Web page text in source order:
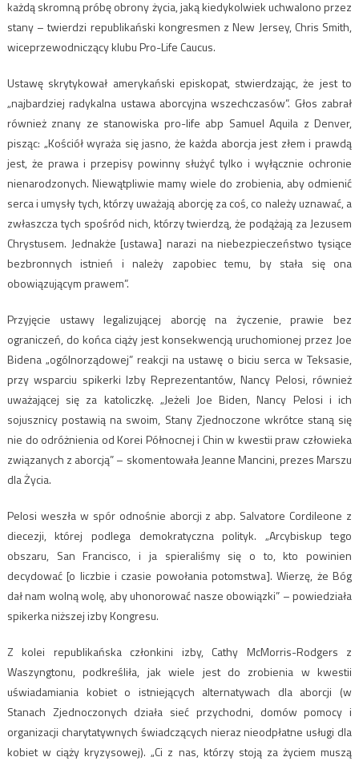
każdą skromną próbę obrony życia, jaką kiedykolwiek uchwalono przez
stany – twierdzi republikański kongresmen z New Jersey, Chris Smith,
wiceprzewodniczący klubu Pro-Life Caucus.
Ustawę skrytykował amerykański episkopat, stwierdzając, że jest to
„najbardziej radykalna ustawa aborcyjna wszechczasów”. Głos zabrał
również znany ze stanowiska pro-life abp Samuel Aquila z Denver,
pisząc: „Kościół wyraża się jasno, że każda aborcja jest złem i prawdą
jest, że prawa i przepisy powinny służyć tylko i wyłącznie ochronie
nienarodzonych. Niewątpliwie mamy wiele do zrobienia, aby odmienić
serca i umysły tych, którzy uważają aborcję za coś, co należy uznawać, a
zwłaszcza tych spośród nich, którzy twierdzą, że podążają za Jezusem
Chrystusem. Jednakże [ustawa] narazi na niebezpieczeństwo tysiące
bezbronnych istnień i należy zapobiec temu, by stała się ona
obowiązującym prawem”.
Przyjęcie ustawy legalizującej aborcję na życzenie, prawie bez
ograniczeń, do końca ciąży jest konsekwencją uruchomionej przez Joe
Bidena „ogólnorządowej” reakcji na ustawę o biciu serca w Teksasie,
przy wsparciu spikerki Izby Reprezentantów, Nancy Pelosi, również
uważającej się za katoliczkę. „Jeżeli Joe Biden, Nancy Pelosi i ich
sojusznicy postawią na swoim, Stany Zjednoczone wkrótce staną się
nie do odróżnienia od Korei Północnej i Chin w kwestii praw człowieka
związanych z aborcją” – skomentowała Jeanne Mancini, prezes Marszu
dla Życia.
Pelosi weszła w spór odnośnie aborcji z abp. Salvatore Cordileone z
diecezji, której podlega demokratyczna polityk. „Arcybiskup tego
obszaru, San Francisco, i ja spieraliśmy się o to, kto powinien
decydować [o liczbie i czasie powołania potomstwa]. Wierzę, że Bóg
dał nam wolną wolę, aby uhonorować nasze obowiązki” – powiedziała
spikerka niższej izby Kongresu.
Z kolei republikańska członkini izby, Cathy McMorris-Rodgers z
Waszyngtonu, podkreśliła, jak wiele jest do zrobienia w kwestii
uświadamiania kobiet o istniejących alternatywach dla aborcji (w
Stanach Zjednoczonych działa sieć przychodni, domów pomocy i
organizacji charytatywnych świadczących nieraz nieodpłatne usługi dla
kobiet w ciąży kryzysowej). „Ci z nas, którzy stoją za życiem muszą